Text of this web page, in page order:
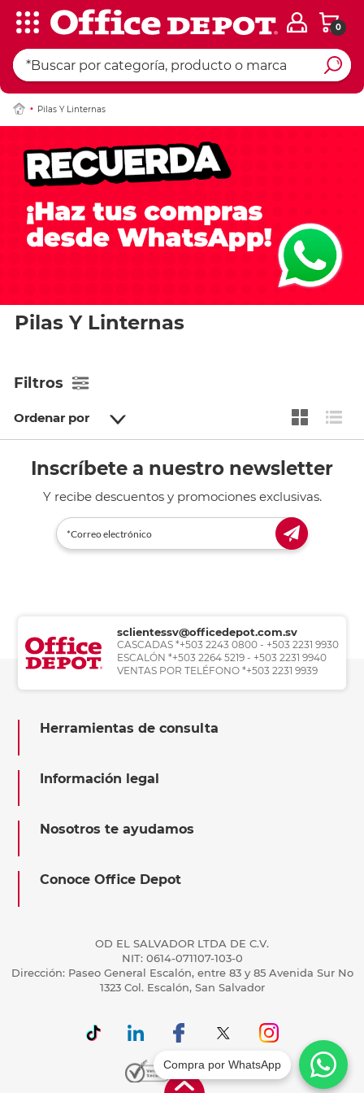
0
Pilas Y Linternas
Pilas Y Linternas
Filtros
Ordenar por
Inscríbete a nuestro newsletter
Y recibe descuentos y promociones exclusivas.
sclientessv@officedepot.com.sv
CASCADAS *+503 2243 0800 - +503 2231 9930
ESCALÓN *+503 2264 5219 - +503 2231 9940
VENTAS POR TELÉFONO *+503 2231 9939
Herramientas de consulta
Información legal
Nosotros te ayudamos
Conoce Office Depot
OD EL SALVADOR LTDA DE C.V.
NIT: 0614-071107-103-0
Dirección: Paseo General Escalón, entre 83 y 85 Avenida Sur No
1323 Col. Escalón, San Salvador
Compra por WhatsApp